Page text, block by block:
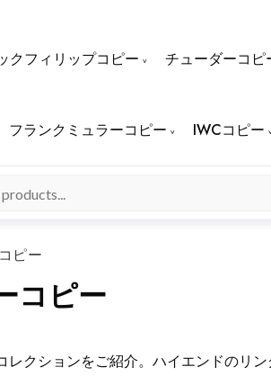
クフィリップコピー チューダーコピ
フランクミュラーコピー IWCコピー
ピー
コピー
レクションをご紹介。ハイエンドのリ